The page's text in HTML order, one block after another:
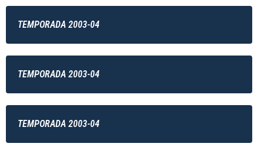
TEMPORADA 2003-04
TEMPORADA 2003-04
TEMPORADA 2003-04